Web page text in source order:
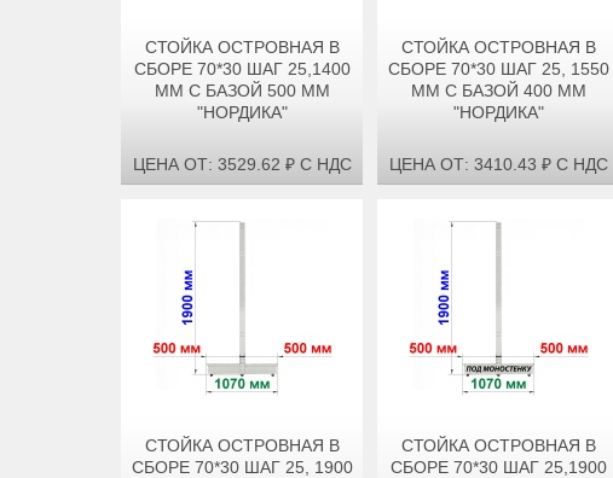
СТОЙКА ОСТРОВНАЯ В
СБОРЕ 70*30 ШАГ 25,1400
ММ С БАЗОЙ 500 ММ
"НОРДИКА"
ЦЕНА ОТ: 3529.62 ₽ С НДС
СТОЙКА ОСТРОВНАЯ В
СБОРЕ 70*30 ШАГ 25, 1550
ММ С БАЗОЙ 400 ММ
"НОРДИКА"
ЦЕНА ОТ: 3410.43 ₽ С НДС
СТОЙКА ОСТРОВНАЯ В
СБОРЕ 70*30 ШАГ 25, 1900
СТОЙКА ОСТРОВНАЯ В
СБОРЕ 70*30 ШАГ 25,1900